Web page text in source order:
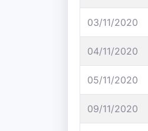
03/11/2020
04/11/2020
05/11/2020
09/11/2020